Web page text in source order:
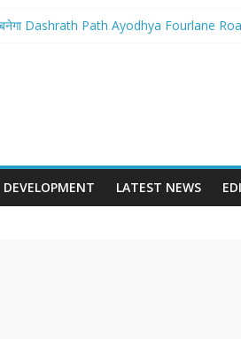
बनेगा Dashrath Path Ayodhya Fourlane
– Mohansarai Lahartara 6 Lane Road
पुल – Prayagraj 6 Lane Ganga Bridge
DEVELOPMENT LATEST NEWS